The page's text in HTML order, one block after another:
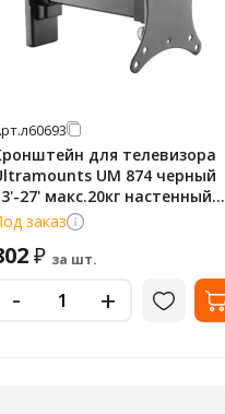
л60693
для телевизора
UM 874 черный
27' макс.20кг настенный
и наклон
заказ
₽ за шт.
- +